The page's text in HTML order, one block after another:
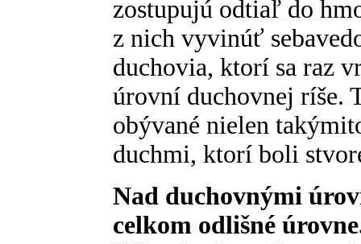
zostupujú odtiaľ do
z nich vyvinúť
duchovia, ktorí sa raz
úrovní duchovnej ríše.
obývané nielen
duchmi, ktorí boli
Nad duchovnými
celkom odlišné